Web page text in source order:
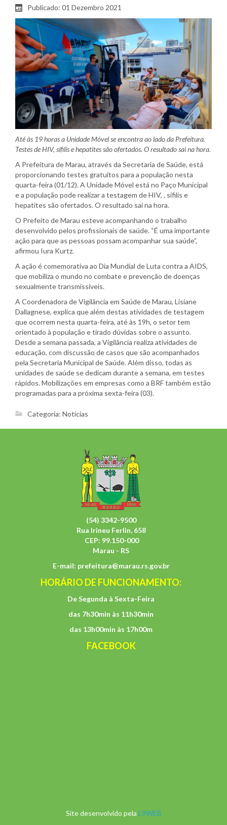
Publicado: 01 Dezembro 2021
Até às 19 horas a Unidade Móvel se encontra ao lado da Prefeitura.
Testes de HIV, sífilis e hepatites são ofertados. O resultado sai na hora.
A Prefeitura de Marau, através da Secretaria de Saúde, está
proporcionando testes gratuitos para a população nesta
quarta-feira (01/12). A Unidade Móvel está no Paço Municipal
e a população pode realizar a testagem de HIV, , sífilis e
hepatites são ofertados. O resultado sai na hora.
O Prefeito de Marau esteve acompanhando o trabalho
desenvolvido pelos profissionais de saúde. “É uma importante
ação para que as pessoas possam acompanhar sua saúde”,
afirmou Iura Kurtz.
A ação é comemorativa ao Dia Mundial de Luta contra a AIDS,
que mobiliza o mundo no combate e prevenção de doenças
sexualmente transmissíveis.
A Coordenadora de Vigilância em Saúde de Marau, Lisiane
Dallagnese, explica que além destas atividades de testagem
que ocorrem nesta quarta-feira, até às 19h, o setor tem
orientado à população e tirado dúvidas sobre o assunto.
Desde a semana passada, a Vigilância realiza atividades de
educação, com discussão de casos que são acompanhados
pela Secretaria Municipal de Saúde. Além disso, todas as
unidades de saúde se dedicam durante a semana, em testes
rápidos. Mobilizações em empresas como a BRF também estão
programadas para a próxima sexta-feira (03).
Categoria: Notícias
(54) 3342-9500
Rua Irineu Ferlin, 658
CEP: 99.150-000
Marau - RS
E-mail: prefeitura@marau.rs.gov.br
HORÁRIO DE FUNCIONAMENTO:
De Segunda à Sexta-Feira
das 7h30min às 11h30min
das 13h00min às 17h00m
FACEBOOK
Site desenvolvido pela L9WEB